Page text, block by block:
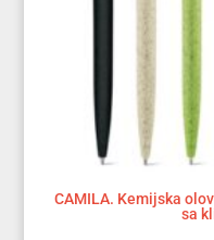
CAMILA. Kemijska
sa